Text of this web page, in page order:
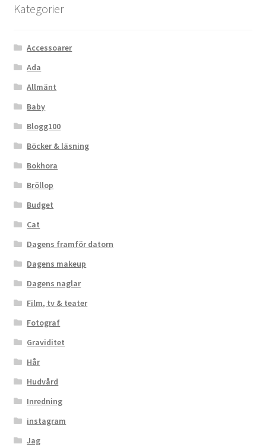
Kategorier
Accessoarer
Ada
Allmänt
Baby
Blogg100
Böcker & läsning
Bokhora
Bröllop
Budget
Cat
Dagens framför datorn
Dagens makeup
Dagens naglar
Film, tv & teater
Fotograf
Graviditet
Hår
Hudvård
Inredning
instagram
Jag